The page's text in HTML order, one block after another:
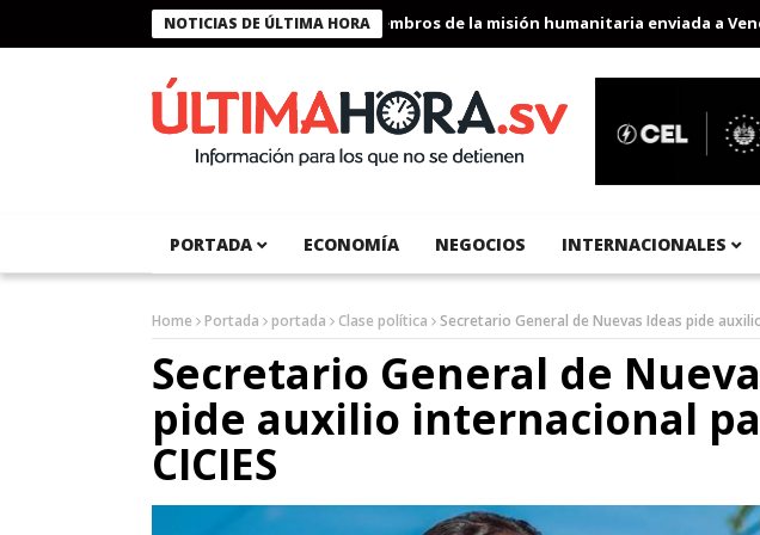
NOTICIAS DE ÚLTIMA HORA
Presidente Bukele condecora a miembros de la misión humanitaria enviada a
PORTADA ECONOMÍA NEGOCIOS INTERNACIONALES
Home Portada portada Clase política Secretario General de Nuevas Ideas pide
Secretario General de
pide auxilio internacional
CICIES